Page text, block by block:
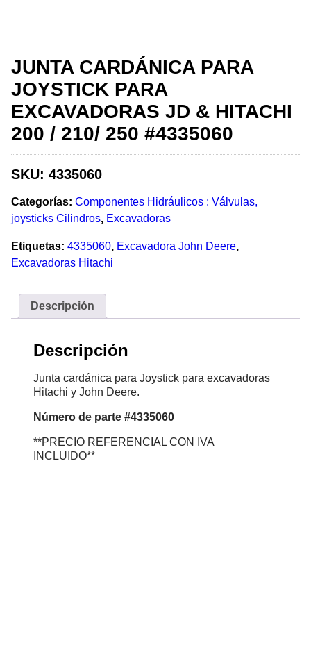
JUNTA CARDÁNICA PARA
JOYSTICK PARA
EXCAVADORAS JD & HITACHI
200 / 210/ 250 #4335060
SKU: 4335060
Categorías: Componentes Hidráulicos : Válvulas,
joysticks Cilindros, Excavadoras
Etiquetas: 4335060, Excavadora John Deere,
Excavadoras Hitachi
Descripción
Descripción
Junta cardánica para Joystick para excavadoras
Hitachi y John Deere.
Número de parte #4335060
**PRECIO REFERENCIAL CON IVA
INCLUIDO**